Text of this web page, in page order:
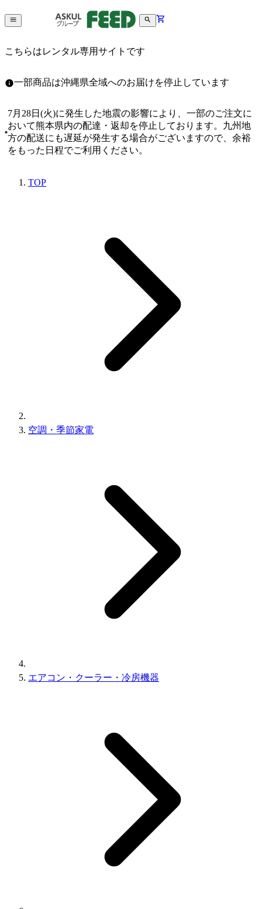
こちらはレンタル専用サイトです
一部商品は沖縄県全域へのお届けを停止しています
7月28日(火)に発生した地震の影響により、一部のご注文に
おいて熊本県内の配達・返却を停止しております。九州地
方の配送にも遅延が発生する場合がございますので、余裕
をもった日程でご利用ください。
TOP
空調・季節家電
エアコン・クーラー・冷房機器